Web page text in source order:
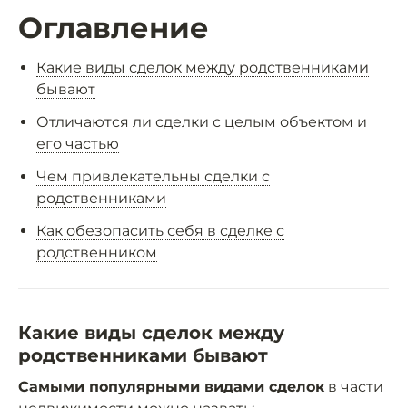
Оглавление
Какие виды сделок между родственниками
бывают
Отличаются ли сделки с целым объектом и
его частью
Чем привлекательны сделки с
родственниками
Как обезопасить себя в сделке с
родственником
Какие виды сделок между
родственниками бывают
Самыми популярными видами сделок в части